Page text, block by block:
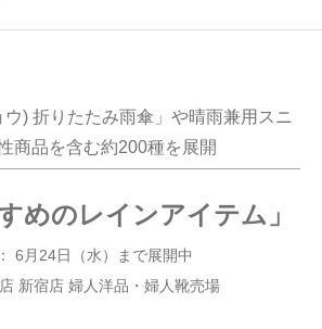
) 折りたたみ雨傘」や晴雨兼用スニ
商品を含む約200種を展開
めのレインアイテム」
6月24日（水）まで展開中
新宿店 婦人洋品・婦人靴売場